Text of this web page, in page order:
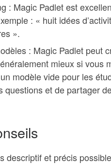
: Magic Padlet est
: « huit idées
».
: Magic Padlet peut
mieux si vous
modèle vide pour les
questions et de partager
descriptif et précis